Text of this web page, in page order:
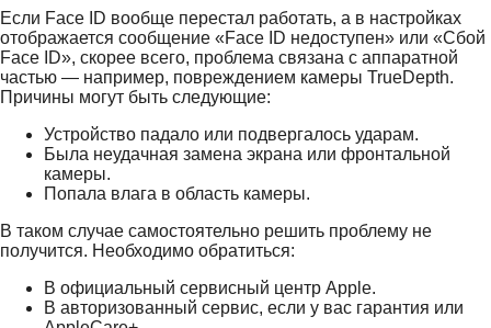
Если Face ID вообще перестал работать, а в настройках
отображается сообщение «Face ID недоступен» или «Сбой
Face ID», скорее всего, проблема связана с аппаратной
частью — например, повреждением камеры TrueDepth.
Причины могут быть следующие:
Устройство падало или подвергалось ударам.
Была неудачная замена экрана или фронтальной
камеры.
Попала влага в область камеры.
В таком случае самостоятельно решить проблему не
получится. Необходимо обратиться:
В официальный сервисный центр Apple.
В авторизованный сервис, если у вас гарантия или